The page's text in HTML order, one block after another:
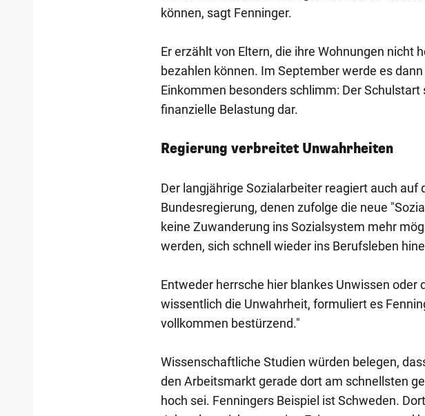
können, sagt Fenninger.
Er erzählt von Eltern, die ihre Wohnungen nicht
bezahlen können. Im September werde es
Einkommen besonders schlimm: Der
finanzielle Belastung dar.
Regierung verbreitet Unwahrheiten
Der langjährige Sozialarbeiter reagiert auch auf
Bundesregierung, denen zufolge die neue
keine Zuwanderung ins Sozialsystem mehr
werden, sich schnell wieder ins Berufsleben
Entweder herrsche hier blankes Unwissen oder
wissentlich die Unwahrheit, formuliert es
vollkommen bestürzend."
Wissenschaftliche Studien würden belegen,
den Arbeitsmarkt gerade dort am schnellsten
hoch sei. Fenningers Beispiel ist Schweden.